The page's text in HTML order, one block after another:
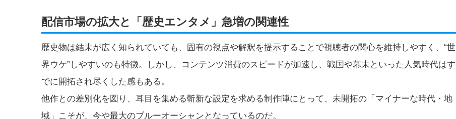
配信市場の拡大と「歴史エンタメ」急増の関連性
歴史物は結末が広く知られていても、固有の視点や解釈を提示することで視聴者の関心を維持しやすく、“世
界ウケ”しやすいのも特徴。しかし、コンテンツ消費のスピードが加速し、戦国や幕末といった人気時代はす
でに開拓され尽くした感もある。
他作との差別化を図り、耳目を集める斬新な設定を求める制作陣にとって、未開拓の「マイナーな時代・地
域」こそが、今や最大のブルーオーシャンとなっているのだ。